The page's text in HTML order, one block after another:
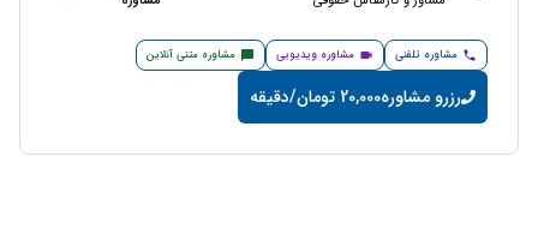
مشاوره تلفنی مشاوره ویدیویی مشاوره متنی آنلاین
رزرو مشاوره20,000 تومان/دقیقه